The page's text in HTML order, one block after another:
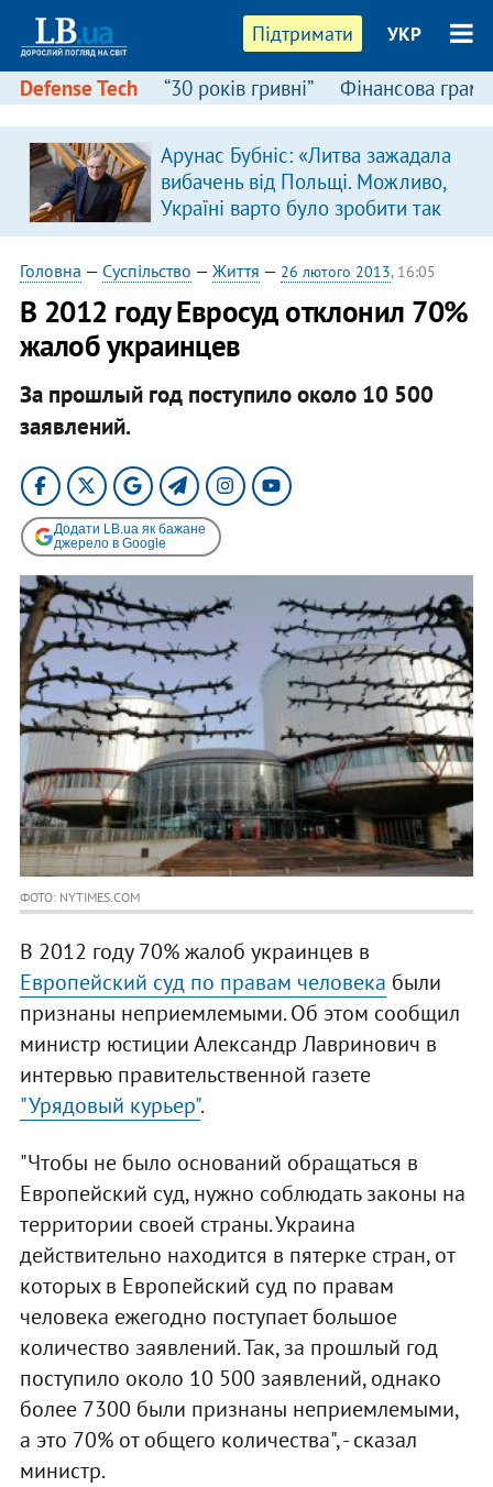
Підтримати УКР
Defense Tech “30 років гривні” Фінансова
Арунас Бубніс: «Литва зажадала
вибачень від Польщі. Можливо,
Україні варто було зробити так
само»
Головна — Суспільство — Життя — 26 лютого 2013, 16:05
В 2012 году Евросуд отклонил 70%
жалоб украинцев
За прошлый год поступило около 10 500
заявлений.
Додати LB.ua як бажане
джерело в Google
ФОТО: NYTIMES.COM
В 2012 году 70% жалоб украинцев в
Европейский суд по правам человека были
признаны неприемлемыми. Об этом сообщил
министр юстиции Александр Лавринович в
интервью правительственной газете
"Урядовый курьер".
"Чтобы не было оснований обращаться в
Европейский суд, нужно соблюдать законы на
территории своей страны. Украина
действительно находится в пятерке стран, от
которых в Европейский суд по правам
человека ежегодно поступает большое
количество заявлений. Так, за прошлый год
поступило около 10 500 заявлений, однако
более 7300 были признаны неприемлемыми,
а это 70% от общего количества", - сказал
министр.